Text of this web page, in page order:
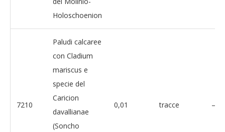
Holoschoenion
7210
Paludi calcaree
con Cladium
mariscus e
specie del
Caricion
davallianae
(Soncho
0,01 tracce –